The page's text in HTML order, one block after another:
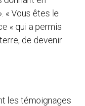
« Vous êtes le
« qui a permis
de devenir
les témoignages